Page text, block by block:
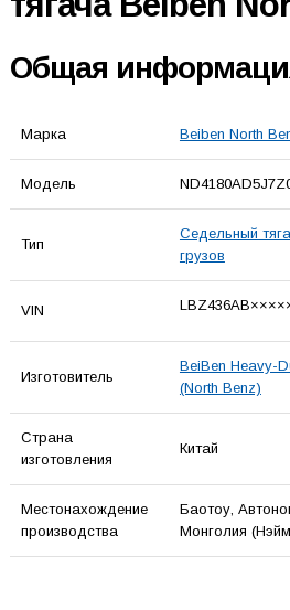
Общая
Марка Beiben North
Модель
Тип
Седельный
грузов
VIN
Изготовитель
BeiBen Heavy-
(North Benz)
Страна
изготовления
Китай
Местонахождение
производства
Баотоу,
Монголия